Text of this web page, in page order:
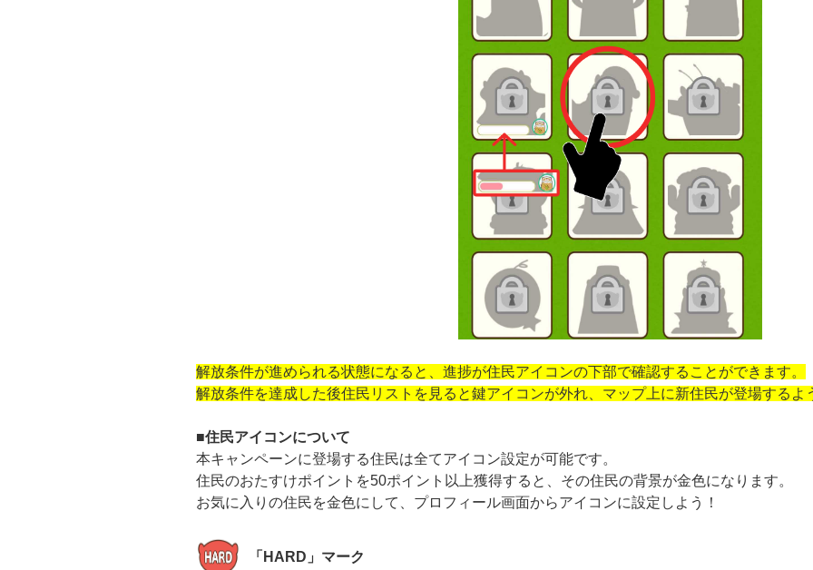
解放条件が進められる状態になると、進捗が住民アイコンの下部で確認することができます。
解放条件を達成した後住民リストを見ると鍵アイコンが外れ、マップ上に新住民が登場するよ
■住民アイコンについて
本キャンペーンに登場する住民は全てアイコン設定が可能です。
住民のおたすけポイントを50ポイント以上獲得すると、その住民の背景が金色になります。
お気に入りの住民を金色にして、プロフィール画面からアイコンに設定しよう！
「HARD」マーク